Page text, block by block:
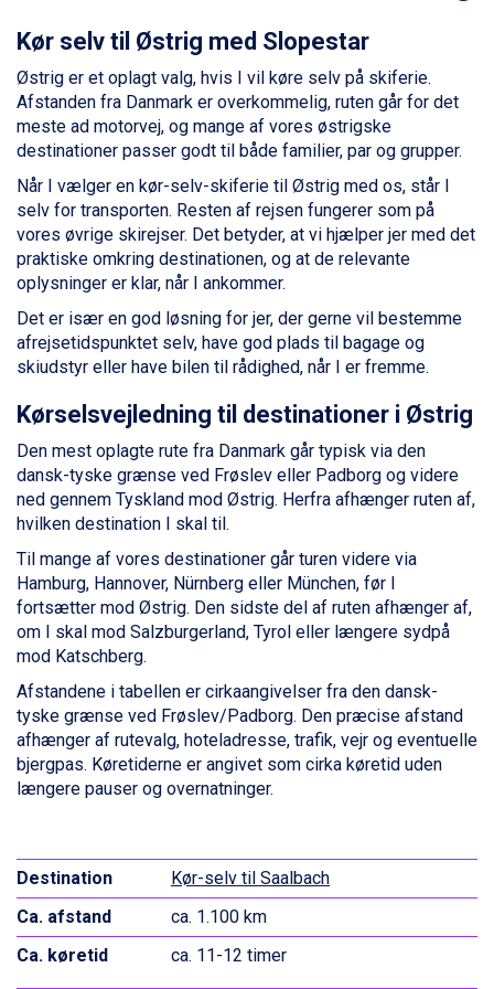
Sölden fra DKK 8.445
Bad Hofgastein fra DKK 5.495
Champoluc fra DKK 3.795
Sestriere fra DKK 4.395
Fieberbrunn fra DKK 6.145
Wagrain fra DKK 4.645
Ischgl fra DKK 7.095
St. Anton fra DKK 7.245
Zell am See fra DKK 4.095
Livigno fra DKK 4.145
Canazei fra DKK 4.745
Ponte di Legno fra DKK 4.745
Bad Gastein fra DKK 4.195
Alleghe fra DKK 5.595
Sauze dOulx fra DKK 4.045
La Thuile fra DKK 4.595
Val Thorens fra DKK 5.395
Cervinia fra DKK 5.295
Passo Tonale fra DKK 3.795
Saalbach fra DKK 5.945
Bad Hofgastein fra DKK 5.495
Champoluc fra DKK 3.795
Sestriere fra DKK 4.395
Fieberbrunn fra DKK 6.145
Wagrain fra DKK 4.645
Ischgl fra DKK 7.095
St. Anton fra DKK 7.245
Zell am See fra DKK 4.095
Livigno fra DKK 4.145
Canazei fra DKK 4.745
Alleghe fra DKK 5.595
Sauze dOulx fra DKK 4.045
Arabba fra DKK 7.045
La Thuile fra DKK 4.595
Val Thorens fra DKK 5.395
Kør selv til Østrig med Slopestar
Østrig er et oplagt valg, hvis I vil køre selv på skiferie.
Afstanden fra Danmark er overkommelig, ruten går for det
meste ad motorvej, og mange af vores østrigske
destinationer passer godt til både familier, par og grupper.
Når I vælger en kør-selv-skiferie til Østrig med os, står I
selv for transporten. Resten af rejsen fungerer som på
vores øvrige skirejser. Det betyder, at vi hjælper jer med det
praktiske omkring destinationen, og at de relevante
oplysninger er klar, når I ankommer.
Det er især en god løsning for jer, der gerne vil bestemme
afrejsetidspunktet selv, have god plads til bagage og
skiudstyr eller have bilen til rådighed, når I er fremme.
Kørselsvejledning til destinationer i Østrig
Den mest oplagte rute fra Danmark går typisk via den
dansk-tyske grænse ved Frøslev eller Padborg og videre
ned gennem Tyskland mod Østrig. Herfra afhænger ruten af,
hvilken destination I skal til.
Til mange af vores destinationer går turen videre via
Hamburg, Hannover, Nürnberg eller München, før I
fortsætter mod Østrig. Den sidste del af ruten afhænger af,
om I skal mod Salzburgerland, Tyrol eller længere sydpå
mod Katschberg.
Afstandene i tabellen er cirkaangivelser fra den dansk-
tyske grænse ved Frøslev/Padborg. Den præcise afstand
afhænger af rutevalg, hoteladresse, trafik, vejr og eventuelle
bjergpas. Køretiderne er angivet som cirka køretid uden
længere pauser og overnatninger.
Kør-selv til Saalbach
ca. 1.100 km
ca. 11-12 timer